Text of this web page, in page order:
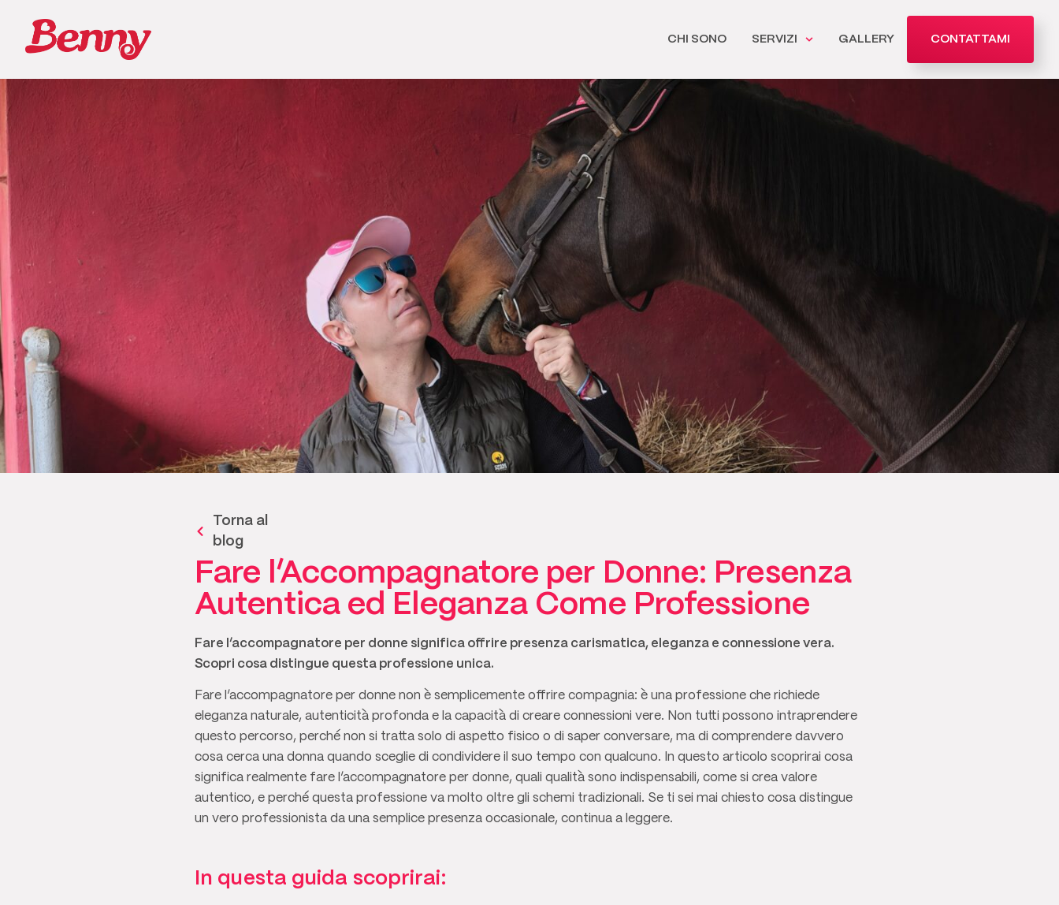
CHI SONO SERVIZI GALLERY CONTATTAMI
Torna al
blog
Fare l’Accompagnatore per Donne: Presenza
Autentica ed Eleganza Come Professione
Fare l’accompagnatore per donne significa offrire presenza carismatica, eleganza e connessione vera.
Scopri cosa distingue questa professione unica.
Fare l’accompagnatore per donne non è semplicemente offrire compagnia: è una professione che richiede
eleganza naturale, autenticità profonda e la capacità di creare connessioni vere. Non tutti possono intraprendere
questo percorso, perché non si tratta solo di aspetto fisico o di saper conversare, ma di comprendere davvero
cosa cerca una donna quando sceglie di condividere il suo tempo con qualcuno. In questo articolo scoprirai cosa
significa realmente fare l’accompagnatore per donne, quali qualità sono indispensabili, come si crea valore
autentico, e perché questa professione va molto oltre gli schemi tradizionali. Se ti sei mai chiesto cosa distingue
un vero professionista da una semplice presenza occasionale, continua a leggere.
In questa guida scoprirai: